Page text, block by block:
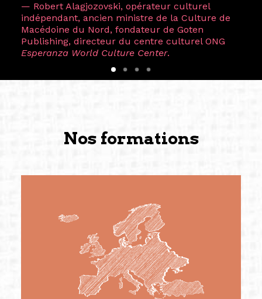
— Robert Alagjozovski, opérateur culturel
indépendant, ancien ministre de la Culture de
Macédoine du Nord, fondateur de Goten
Publishing, directeur du centre culturel ONG
Esperanza World Culture Center.
Nos formations